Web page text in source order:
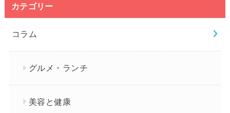
カテゴリー
コラム
グルメ・ランチ
美容と健康